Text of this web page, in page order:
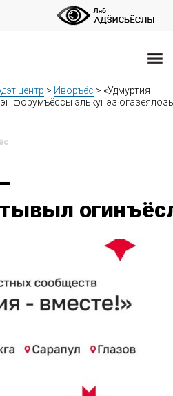
центр > Иворъёс > «Удмуртия –
форумъёссы элькунэз